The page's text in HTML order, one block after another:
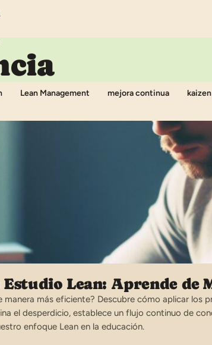
Lean Management mejora continua kaizen
Estudio Lean: Aprende de
manera más eficiente? Descubre cómo aplicar los
el desperdicio, establece un flujo continuo de
enfoque Lean en la educación.